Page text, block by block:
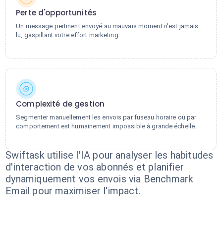
Perte d'opportunités
Un message pertinent envoyé au mauvais moment n'est jamais
lu, gaspillant votre effort marketing.
Complexité de gestion
Segmenter manuellement les envois par fuseau horaire ou par
comportement est humainement impossible à grande échelle.
Swiftask utilise l'IA pour analyser les habitudes
d'interaction de vos abonnés et planifier
dynamiquement vos envois via Benchmark
Email pour maximiser l'impact.